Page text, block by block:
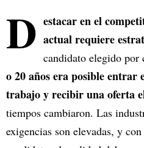
D estacar en el
actual requiere
candidato elegido por
o 20 años era posible entrar
trabajo y recibir una oferta
tiempos cambiaron. Las
exigencias son elevadas, y